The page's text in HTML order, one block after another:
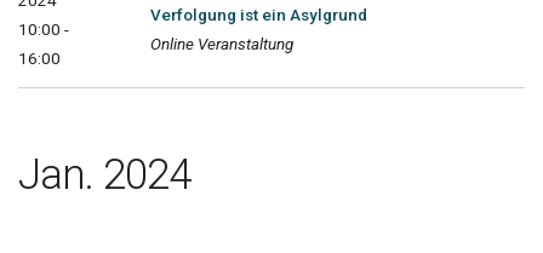
10:00 -
16:00
Verfolgung ist ein Asylgrund
Online Veranstaltung
Jan. 2024